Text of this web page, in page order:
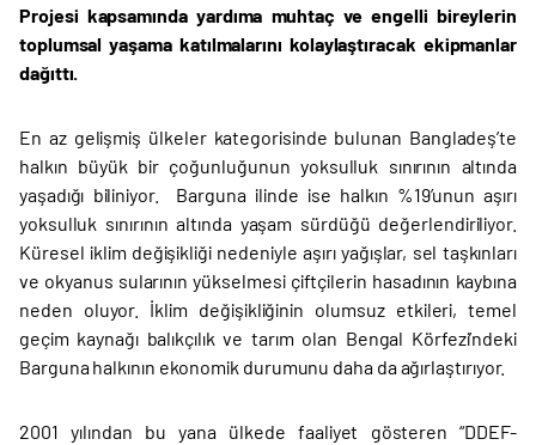
Projesi kapsamında yardıma muhtaç ve engelli bireylerin
toplumsal yaşama katılmalarını kolaylaştıracak ekipmanlar
dağıttı.
En az gelişmiş ülkeler kategorisinde bulunan Bangladeş’te
halkın büyük bir çoğunluğunun yoksulluk sınırının altında
yaşadığı biliniyor. Barguna ilinde ise halkın %19’unun aşırı
yoksulluk sınırının altında yaşam sürdüğü değerlendiriliyor.
Küresel iklim değişikliği nedeniyle aşırı yağışlar, sel taşkınları
ve okyanus sularının yükselmesi çiftçilerin hasadının kaybına
neden oluyor. İklim değişikliğinin olumsuz etkileri, temel
geçim kaynağı balıkçılık ve tarım olan Bengal Körfezi’ndeki
Barguna halkının ekonomik durumunu daha da ağırlaştırıyor.
2001 yılından bu yana ülkede faaliyet gösteren “DDEF-